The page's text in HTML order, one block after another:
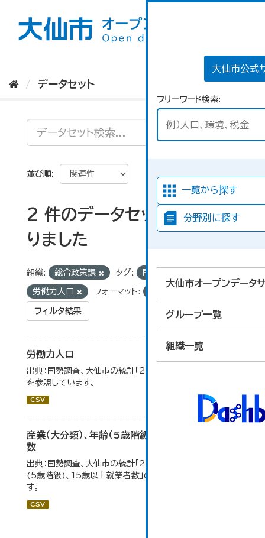
大仙市公式
フリーワード検索
一覧から探す
分野別に探す
大仙市オープンデータ
グループ一覧
組織一覧
データセット
並び順
2 件のデータセットが見つか
りました
組織: 総合政策課 タグ: 国勢調査
労働力人口 フォーマット:
フィルタ結果
労働力人口
出典：国勢調査、大仙市の統計「2-6 労働力人口」のデータ
を参照しています。
CSV
産業（大分類）、年齢（5歳階級）、15歳以上就業者
数
出典：国勢調査、大仙市の統計「2-7 産業(大分類)、年齢
(5歳階級)、15歳以上就業者数」のデータを参照していま
す。
CSV